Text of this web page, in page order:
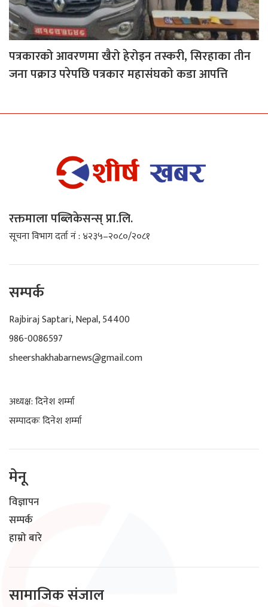
पत्रकारको आवरणमा खैरो हेरोइन तस्करी, सिरहाका तीन
जना पक्राउ परेपछि पत्रकार महासंघको कडा आपत्ति
रक्तमाला पब्लिकेसन्स् प्रा.लि.
सूचना विभाग दर्ता नं : ४२३५–२०८०/२०८१
सम्पर्क
Rajbiraj Saptari, Nepal, 54400
986-0086597
sheershakhabarnews@gmail.com
अध्यक्ष: दिनेश शर्म्मा
सम्पादकः दिनेश शर्म्मा
मेनू
विज्ञापन
सम्पर्क
हाम्रो बारे
सामाजिक संजाल